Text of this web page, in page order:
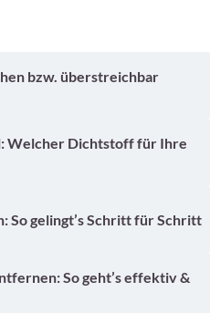
bzw. überstreichbar
Welcher Dichtstoff für Ihre
So gelingt’s Schritt für Schritt
So geht’s effektiv &